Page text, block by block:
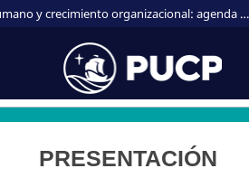
Innovación, talento humano y crecimiento organizacional: agenda de investigación para las ciencias de la gestión